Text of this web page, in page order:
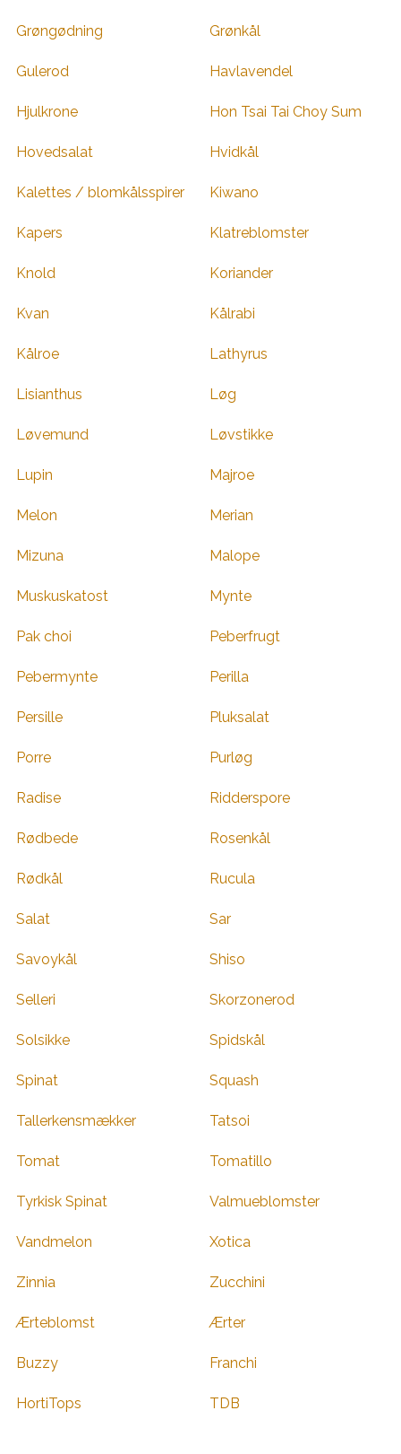
Grøngødning Grønkål
Gulerod Havlavendel
Hjulkrone Hon Tsai Tai Choy Sum
Hovedsalat Hvidkål
Kalettes / blomkålsspirer Kiwano
Kapers Klatreblomster
Knold Koriander
Kvan Kålrabi
Kålroe Lathyrus
Lisianthus Løg
Løvemund Løvstikke
Lupin Majroe
Melon Merian
Mizuna Malope
Muskuskatost Mynte
Pak choi Peberfrugt
Pebermynte Perilla
Persille Pluksalat
Porre Purløg
Radise Ridderspore
Rødbede Rosenkål
Rødkål Rucula
Salat Sar
Savoykål Shiso
Selleri Skorzonerod
Solsikke Spidskål
Spinat Squash
Tallerkensmækker Tatsoi
Tomat Tomatillo
Tyrkisk Spinat Valmueblomster
Vandmelon Xotica
Zinnia Zucchini
Ærteblomst Ærter
Buzzy Franchi
HortiTops TDB